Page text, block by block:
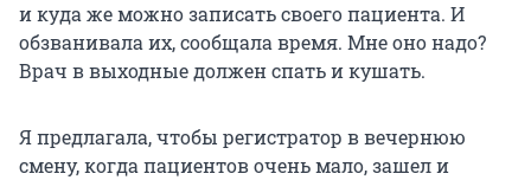
и куда же можно записать своего пациента. И
обзванивала их, сообщала время. Мне оно надо?
Врач в выходные должен спать и кушать.
Я предлагала, чтобы регистратор в вечернюю
смену, когда пациентов очень мало, зашел и